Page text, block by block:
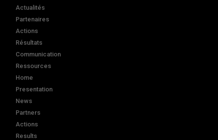
Actualités
Partenaires
Actions
Résultats
Communication
Ressources
Home
Presentation
News
Partners
Actions
Results